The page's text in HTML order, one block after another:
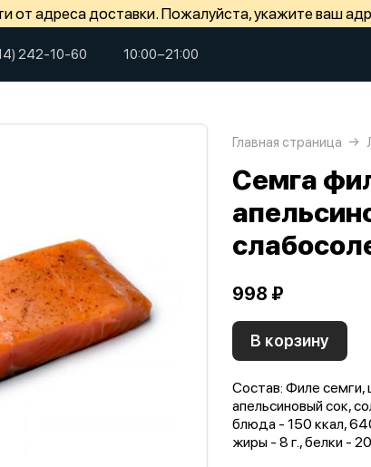
от адреса доставки. Пожалуйста, укажите ваш
242-10-60 10:00−21:00
Главная страница
Семга
998 ₽
В корзину
Состав: Филе семги,
апельсиновый сок,
блюда - 150 ккал,
жиры - 8 г., белки - 20